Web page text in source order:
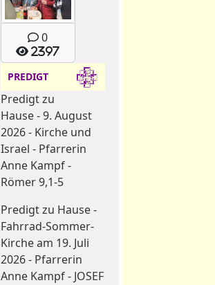
0
2397
PREDIGT
Predigt zu
Hause - 9. August
2026 - Kirche und
Israel - Pfarrerin
Anne Kampf -
Römer 9,1-5
Predigt zu Hause -
Fahrrad-Sommer-
Kirche am 19. Juli
2026 - Pfarrerin
Anne Kampf - JOSEF